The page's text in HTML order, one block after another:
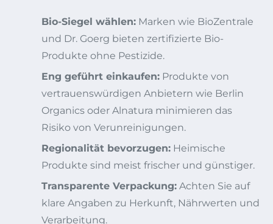
Bio-Siegel wählen: Marken wie BioZentrale
und Dr. Goerg bieten zertifizierte Bio-
Produkte ohne Pestizide.
Eng geführt einkaufen: Produkte von
vertrauenswürdigen Anbietern wie Berlin
Organics oder Alnatura minimieren das
Risiko von Verunreinigungen.
Regionalität bevorzugen: Heimische
Produkte sind meist frischer und günstiger.
Transparente Verpackung: Achten Sie auf
klare Angaben zu Herkunft, Nährwerten und
Verarbeitung.